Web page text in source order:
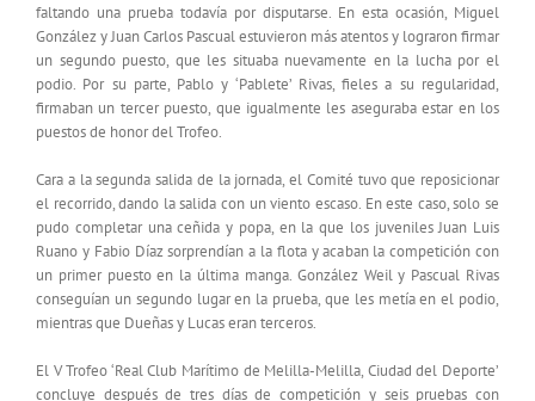
faltando una prueba todavía por disputarse. En esta ocasión, Miguel
González y Juan Carlos Pascual estuvieron más atentos y lograron firmar
un segundo puesto, que les situaba nuevamente en la lucha por el
podio. Por su parte, Pablo y ‘Pablete’ Rivas, fieles a su regularidad,
firmaban un tercer puesto, que igualmente les aseguraba estar en los
puestos de honor del Trofeo.
Cara a la segunda salida de la jornada, el Comité tuvo que reposicionar
el recorrido, dando la salida con un viento escaso. En este caso, solo se
pudo completar una ceñida y popa, en la que los juveniles Juan Luis
Ruano y Fabio Díaz sorprendían a la flota y acaban la competición con
un primer puesto en la última manga. González Weil y Pascual Rivas
conseguían un segundo lugar en la prueba, que les metía en el podio,
mientras que Dueñas y Lucas eran terceros.
El V Trofeo ‘Real Club Marítimo de Melilla-Melilla, Ciudad del Deporte’
concluye después de tres días de competición y seis pruebas con